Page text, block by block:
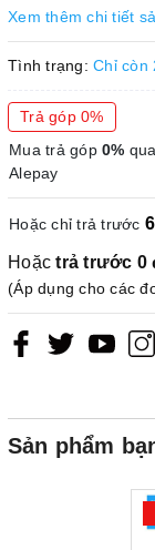
Xem thêm chi tiết
Tình trạng: Chỉ còn
Trả góp 0%
Mua trả góp 0%
Alepay
Hoặc chỉ trả trước
Hoặctrả trước 0
(Áp dụng cho các
Sản phẩm